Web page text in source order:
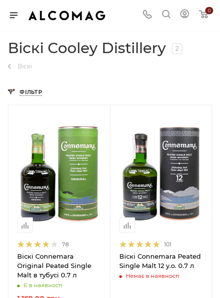
0
Віскі Cooley Distillery 2
Віскі
ФІЛЬТР
78
Віскі Connemara
Original Peated Single
Malt в тубусі 0.7 л
Є в наявності
101
Віскі Connemara Peated
Single Malt 12 y.o. 0.7 л
Немає в наявності